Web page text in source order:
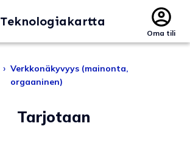
Teknologiakartta
Oma tili
› Verkkonäkyvyys (mainonta,
orgaaninen)
Tarjotaan